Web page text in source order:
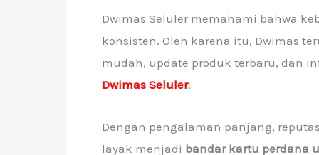
Dwimas Seluler memahami bahwa
konsisten. Oleh karena itu, Dwimas
mudah, update produk terbaru, dan
Dwimas Seluler.
Dengan pengalaman panjang,
layak menjadi bandar kartu perdana